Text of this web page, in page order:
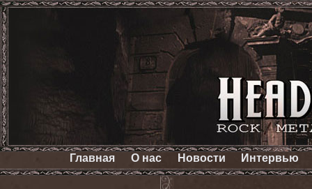
Главная О нас Новости Интервью